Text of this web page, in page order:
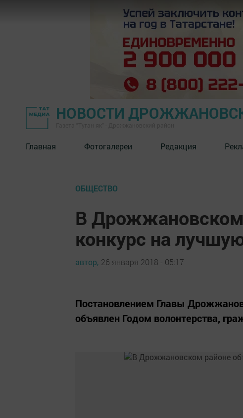
НОВОСТИ
Главная Фотогалереи Редакция
ОБЩЕСТВО
В
конкурс на
автор, 26 января 2018 - 05:17
Постановлением Главы
объявлен Годом волонтерства,